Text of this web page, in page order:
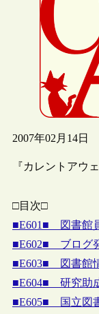
2007年02月14日
『カレントアウ
□目次□
■E601■ 図書館
■E602■ ブログ
■E603■ 図書館
■E604■ 研究助
■E605■ 国立図